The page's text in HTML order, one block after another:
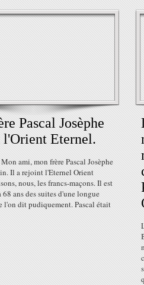
Pascal Josèphe
l'Orient Eternel.
ami, mon frère Pascal Josèphe
Il a rejoint l'Eternel Orient
nous, les francs-maçons. Il est
ans des suites d'une longue
l'on dit pudiquement. Pascal était